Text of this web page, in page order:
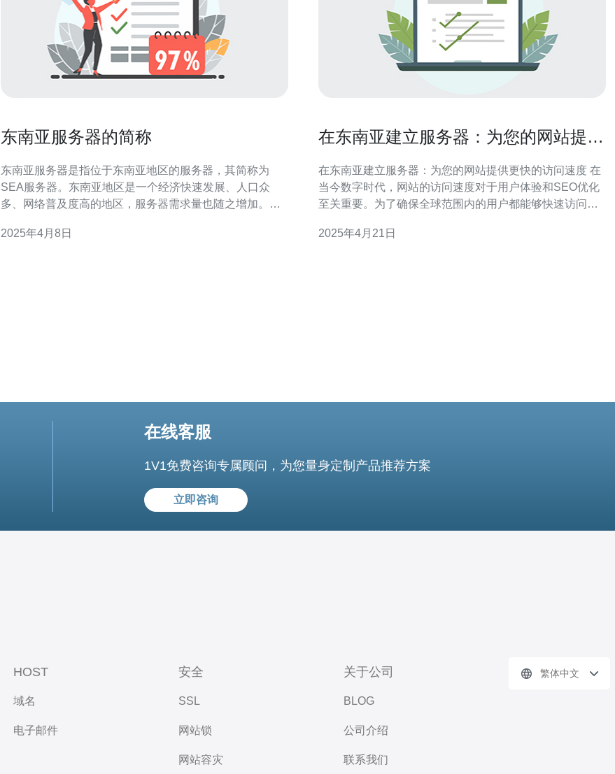
东南亚服务器的简称
东南亚服务器是指位于东南亚地区的服务器，其简称为
SEA服务器。东南亚地区是一个经济快速发展、人口众
多、网络普及度高的地区，服务器需求量也随之增加。
络速度和稳定性具有重要意义。 东南亚服务器具有以下特
2025年4月8日
在东南亚建立服务器：为您的网站提供
在东南亚建立服务器：为您的网站提供更快的访问速度 在
当今数字时代，网站的访问速度对于用户体验和SEO优化
至关重要。为了确保全球范围内的用户都能够快速访问您
择。 东南亚地区拥有先进的网络基础设施，包括高速互联
2025年4月21日
在线客服
1V1免费咨询专属顾问，为您量身定制产品推荐方案
立即咨询
HOST
域名
电子邮件
安全
SSL
网站锁
网站容灾
关于公司
BLOG
公司介绍
联系我们
繁体中文